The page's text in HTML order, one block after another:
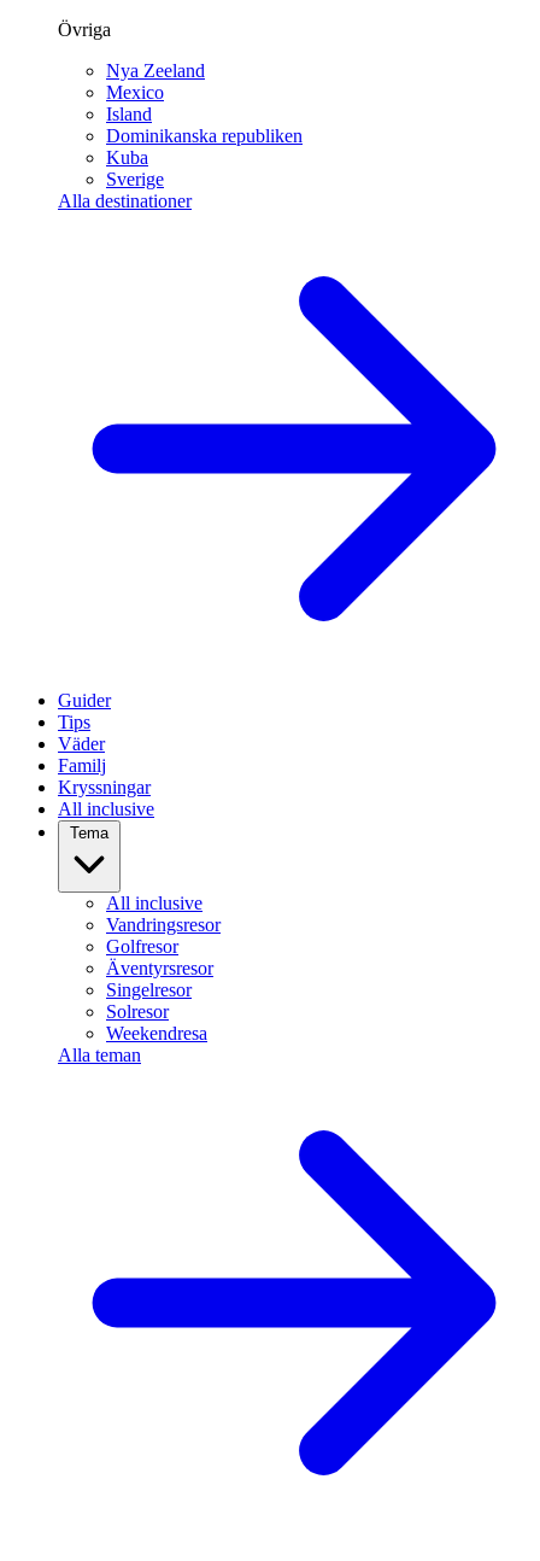
Övriga
Nya Zeeland
Mexico
Island
Dominikanska republiken
Kuba
Sverige
Alla destinationer
Guider
Tips
Väder
Familj
Kryssningar
All inclusive
Tema
All inclusive
Vandringsresor
Golfresor
Äventyrsresor
Singelresor
Solresor
Weekendresa
Alla teman